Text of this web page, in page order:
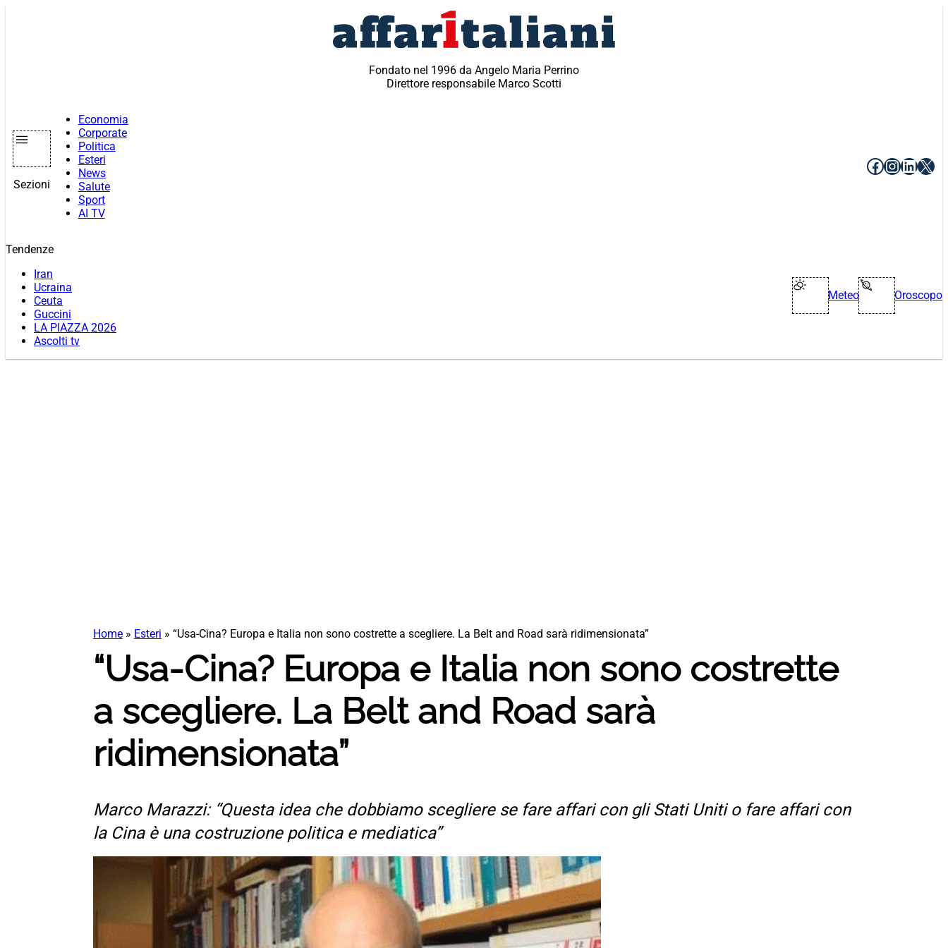
Fondato nel 1996 da Angelo Maria Perrino
Direttore responsabile Marco Scotti
Sezioni
Economia
Corporate
Politica
Esteri
News
Salute
Sport
AI TV
Facebook
X
Tendenze
Iran
Ucraina
Ceuta
Guccini
LA PIAZZA 2026
Ascolti tv
Meteo Oroscopo
Home » Esteri » “Usa-Cina? Europa e Italia non sono costrette a scegliere. La Belt and Road sarà ridimensionata”
“Usa-Cina? Europa e Italia non sono costrette
a scegliere. La Belt and Road sarà
ridimensionata”
Marco Marazzi: “Questa idea che dobbiamo scegliere se fare affari con gli Stati Uniti o fare affari con
la Cina è una costruzione politica e mediatica”